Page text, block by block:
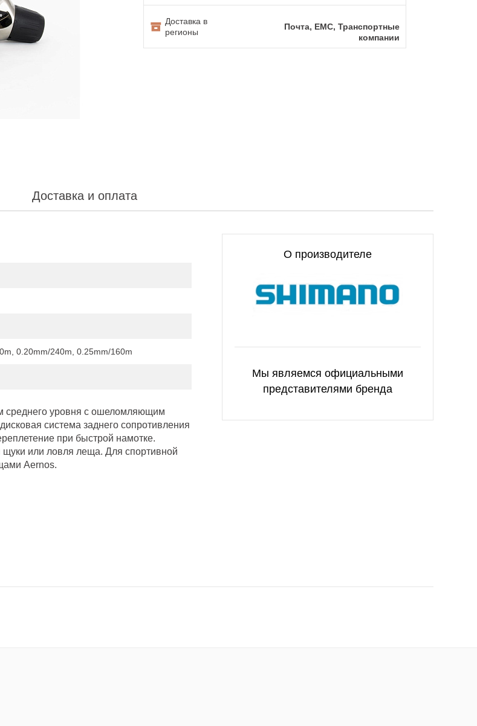
Доставка в
регионы
Почта, ЕМС, Транспортные
компании
Доставка и оплата
О производителе
Мы являемся официальными
представителями бренда
0.20mm/240m, 0.25mm/160m
среднего уровня с ошеломляющим
система заднего сопротивления
при быстрой намотке.
щуки или ловля леща. Для спортивной
Aernos.